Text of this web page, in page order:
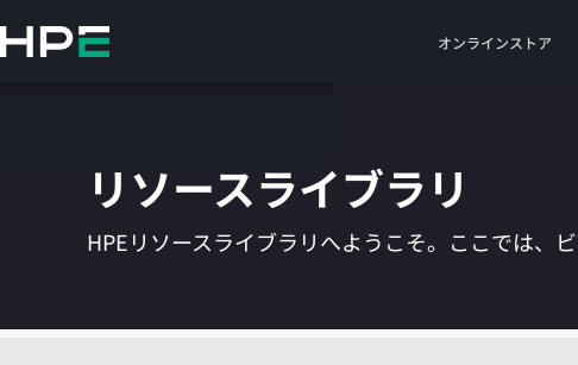
イ
ッ
オンラインストア
リソースライブラリ
HPEリソースライブラリへようこそ。ここでは、